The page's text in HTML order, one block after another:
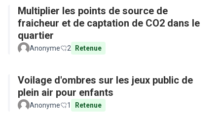
Multiplier les points de source de
fraicheur et de captation de CO2 dans le
quartier
Anonyme 2 Retenue
Voilage d'ombres sur les jeux public de
plein air pour enfants
Anonyme 1 Retenue